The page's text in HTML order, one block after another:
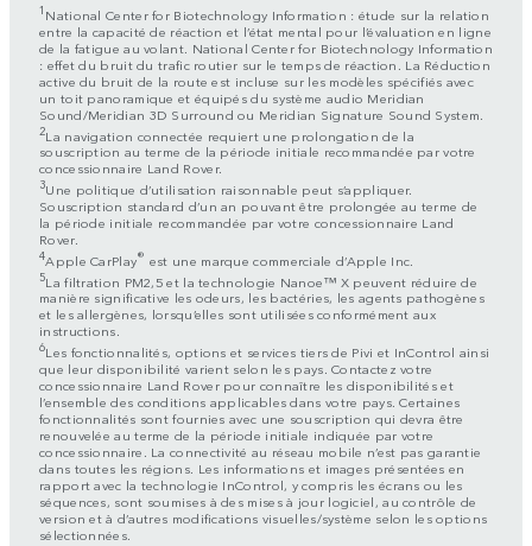
1 National Center for Biotechnology Information : étude sur la relation
entre la capacité de réaction et l’état mental pour l’évaluation en ligne
de la fatigue au volant. National Center for Biotechnology Information
: effet du bruit du trafic routier sur le temps de réaction. La Réduction
active du bruit de la route est incluse sur les modèles spécifiés avec
un toit panoramique et équipés du système audio Meridian
Sound/Meridian 3D Surround ou Meridian Signature Sound System.
2La navigation connectée requiert une prolongation de la
souscription au terme de la période initiale recommandée par votre
concessionnaire Land Rover.
3Une politique d’utilisation raisonnable peut s’appliquer.
Souscription standard d’un an pouvant être prolongée au terme de
la période initiale recommandée par votre concessionnaire Land
Rover.
4Apple CarPlay® est une marque commerciale d’Apple Inc.
5La filtration PM2,5 et la technologie Nanoe™ X peuvent réduire de
manière significative les odeurs, les bactéries, les agents pathogènes
et les allergènes, lorsqu’elles sont utilisées conformément aux
instructions.
6Les fonctionnalités, options et services tiers de Pivi et InControl ainsi
que leur disponibilité varient selon les pays. Contactez votre
concessionnaire Land Rover pour connaître les disponibilités et
l’ensemble des conditions applicables dans votre pays. Certaines
fonctionnalités sont fournies avec une souscription qui devra être
renouvelée au terme de la période initiale indiquée par votre
concessionnaire. La connectivité au réseau mobile n’est pas garantie
dans toutes les régions. Les informations et images présentées en
rapport avec la technologie InControl, y compris les écrans ou les
séquences, sont soumises à des mises à jour logiciel, au contrôle de
version et à d’autres modifications visuelles/système selon les options
sélectionnées.